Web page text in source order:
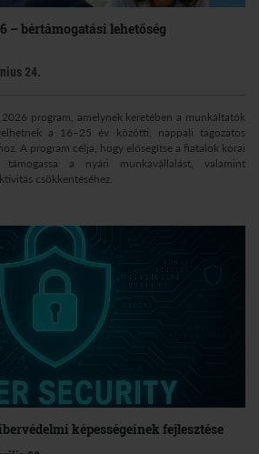
bértámogatási lehetőség
24.
program, amelynek keretében a munkáltatók
a 16–25 év közötti, nappali tagozatos
A program célja, hogy elősegítse a fiatalok korai
támogassa a nyári munkavállalást, valamint
csökkentéséhez.
képességeinek fejlesztése